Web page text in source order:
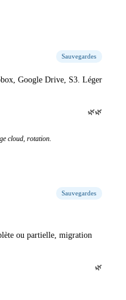
Sauvegardes
Google Drive, S3. Léger
🌿🌿
cloud, rotation.
Sauvegardes
ou partielle, migration
🌿